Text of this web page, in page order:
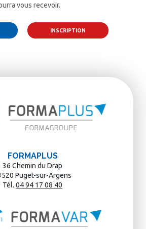
vous recevoir.
INSCRIPTION
FORMAPLUS
36 Chemin du Drap
Puget-sur-Argens
Tél. 04 94 17 08 40